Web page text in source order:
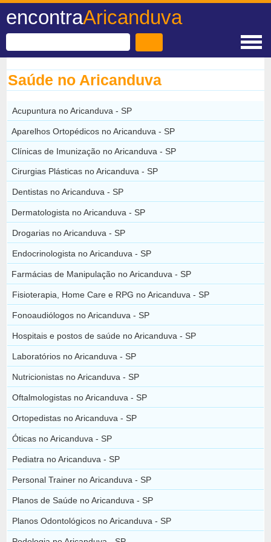
encontraAricanduva
Saúde no Aricanduva
Acupuntura no Aricanduva - SP
Aparelhos Ortopédicos no Aricanduva - SP
Clínicas de Imunização no Aricanduva - SP
Cirurgias Plásticas no Aricanduva - SP
Dentistas no Aricanduva - SP
Dermatologista no Aricanduva - SP
Drogarias no Aricanduva - SP
Endocrinologista no Aricanduva - SP
Farmácias de Manipulação no Aricanduva - SP
Fisioterapia, Home Care e RPG no Aricanduva - SP
Fonoaudiólogos no Aricanduva - SP
Hospitais e postos de saúde no Aricanduva - SP
Laboratórios no Aricanduva - SP
Nutricionistas no Aricanduva - SP
Oftalmologistas no Aricanduva - SP
Ortopedistas no Aricanduva - SP
Óticas no Aricanduva - SP
Pediatra no Aricanduva - SP
Personal Trainer no Aricanduva - SP
Planos de Saúde no Aricanduva - SP
Planos Odontológicos no Aricanduva - SP